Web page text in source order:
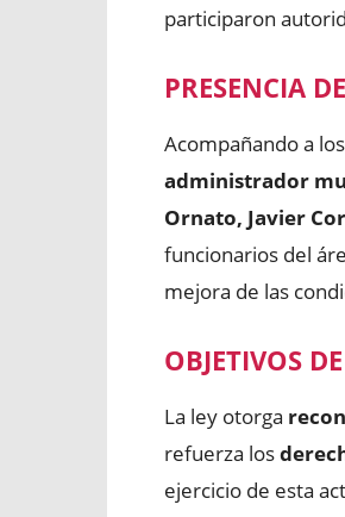
participaron
PRESENCIA
Acompañando a
administrador
Ornato, Javier
funcionarios del
mejora de las
OBJETIVOS
La ley otorga
refuerza los
ejercicio de esta